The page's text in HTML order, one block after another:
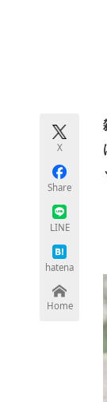
X
Share
LINE
hatena
Home